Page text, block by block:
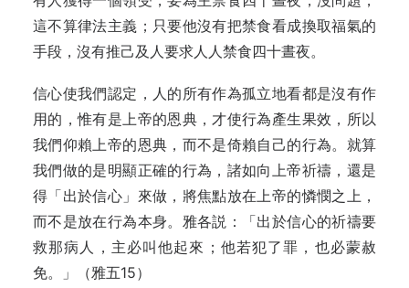
這不算律法主義；只要他沒有把禁食看成換取福氣的
手段，沒有推己及人要求人人禁食四十晝夜。
信心使我們認定，人的所有作為孤立地看都是沒有作
用的，惟有是上帝的恩典，才使行為產生果效，所以
我們仰賴上帝的恩典，而不是倚賴自己的行為。就算
我們做的是明顯正確的行為，諸如向上帝祈禱，還是
得「出於信心」來做，將焦點放在上帝的憐憫之上，
而不是放在行為本身。雅各説：「出於信心的祈禱要
救那病人，主必叫他起來；他若犯了罪，也必蒙赦
免。」（雅五15）